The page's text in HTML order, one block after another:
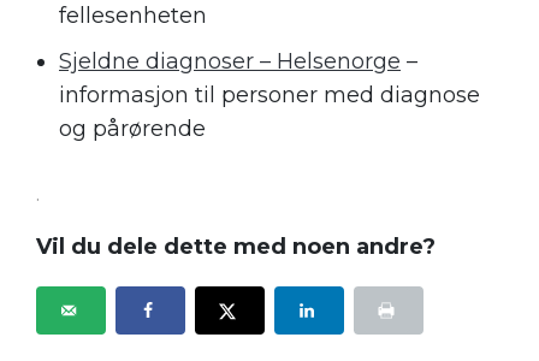
fellesenheten
Sjeldne diagnoser – Helsenorge –
informasjon til personer med diagnose
og pårørende
.
Vil du dele dette med noen andre?